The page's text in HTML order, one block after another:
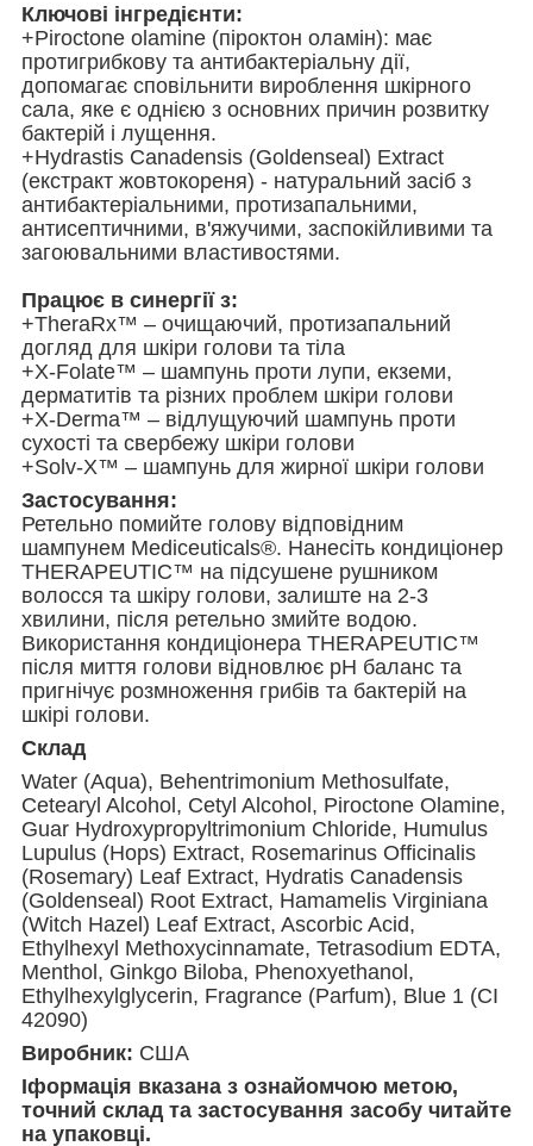
Ключові інгредієнти:
+Piroctone olamine (піроктон оламін): має
протигрибкову та антибактеріальну дії,
допомагає сповільнити вироблення шкірного
сала, яке є однією з основних причин розвитку
бактерій і лущення.
+Hydrastis Canadensis (Goldenseal) Extract
(екстракт жовтокореня) - натуральний засіб з
антибактеріальними, протизапальними,
антисептичними, в'яжучими, заспокійливими та
загоювальними властивостями.
Працює в синергії з:
+TheraRx™ – очищаючий, протизапальний
догляд для шкіри голови та тіла
+X-Folate™ – шампунь проти лупи, екземи,
дерматитів та різних проблем шкіри голови
+X-Derma™ – відлущуючий шампунь проти
сухості та свербежу шкіри голови
+Solv-X™ – шампунь для жирної шкіри голови
Застосування:
Ретельно помийте голову відповідним
шампунем Mediceuticals®. Нанесіть кондиціонер
THERAPEUTIC™ на підсушене рушником
волосся та шкіру голови, залиште на 2-3
хвилини, після ретельно змийте водою.
Використання кондиціонера THERAPEUTIC™
після миття голови відновлює рН баланс та
пригнічує розмноження грибів та бактерій на
шкірі голови.
Склад
Water (Aqua), Behentrimonium Methosulfate,
Cetearyl Alcohol, Cetyl Alcohol, Piroctone Olamine,
Guar Hydroxypropyltrimonium Chloride, Humulus
Lupulus (Hops) Extract, Rosemarinus Officinalis
(Rosemary) Leaf Extract, Hydratis Canadensis
(Goldenseal) Root Extract, Hamamelis Virginiana
(Witch Hazel) Leaf Extract, Ascorbic Acid,
Ethylhexyl Methoxycinnamate, Tetrasodium EDTA,
Menthol, Ginkgo Biloba, Phenoxyethanol,
Ethylhexylglycerin, Fragrance (Parfum), Blue 1 (CI
42090)
Виробник: США
Іформація вказана з ознайомчою метою,
точний склад та застосування засобу читайте
на упаковці.